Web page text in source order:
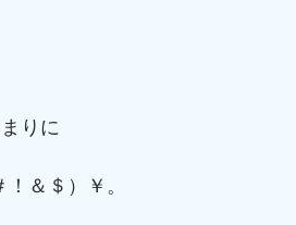
りに
！＆＄）￥。